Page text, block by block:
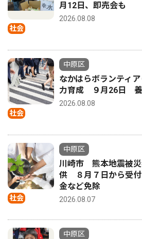
社会
月12日、即売会も
2026.08.08
社会
中原区
なかはらボランティ
力育成 ９月26日 養
2026.08.08
社会
中原区
川崎市 熊本地震被災
供 ８月７日から受
金など免除
2026.08.07
中原区